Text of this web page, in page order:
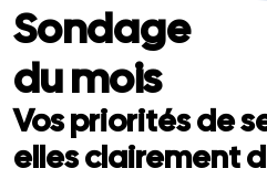
Sondage
du mois
Vos priorités de
elles clairement